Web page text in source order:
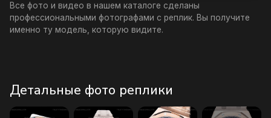
Все фото и видео в нашем каталоге сделаны
профессиональными фотографами с реплик. Вы получите
именно ту модель, которую видите.
Детальные фото реплики